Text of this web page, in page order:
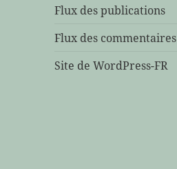
ça
fait
Flux des publications
Flux des commentaires
Site de WordPress-FR